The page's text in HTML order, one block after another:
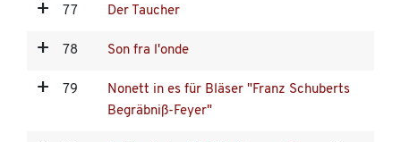
77 Der Taucher
78 Son fra l'onde
79
Nonett in es für Bläser "Franz Schuberts
Begräbniß-Feyer"